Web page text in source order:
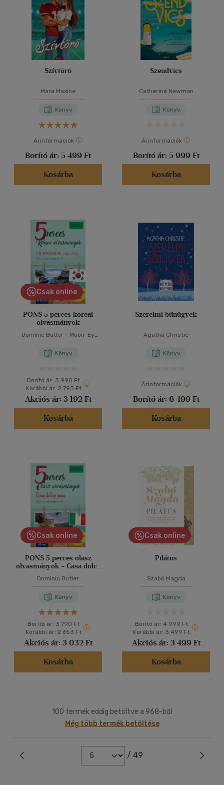
Szívtörő
Mara Maxine
Könyv
Árinformációk
Borító ár: 5 499 Ft
Kosárba
Szendvics
Catherine Newman
Könyv
Árinformációk
Borító ár: 5 999 Ft
Kosárba
Csak online
PONS 5 perces koreai
olvasmányok
Dominic Butler - Moon-Ey
Könyv
Borító ár: 3 990 Ft
Korábbi ár: 2 793 Ft
Akciós ár: 3 192 Ft
Kosárba
Szerelmi bűnügyek
Agatha Christie
Könyv
Árinformációk
Borító ár: 6 499 Ft
Kosárba
Csak online
PONS 5 perces olasz
olvasmányok - Casa dolce
Dominic Butler
Könyv
Borító ár: 3 790 Ft
Korábbi ár: 2 653 Ft
Akciós ár: 3 032 Ft
Kosárba
Csak online
Pilátus
Szabó Magda
Könyv
Borító ár: 4 999 Ft
Korábbi ár: 3 499 Ft
Akciós ár: 3 499 Ft
Kosárba
100 termék eddig betöltve a 968-ből
Még több termék betöltése
/ 49